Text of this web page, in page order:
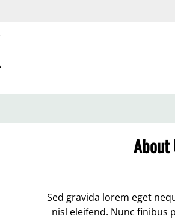
About
Sed gravida lorem eget
nisl eleifend. Nunc finibus